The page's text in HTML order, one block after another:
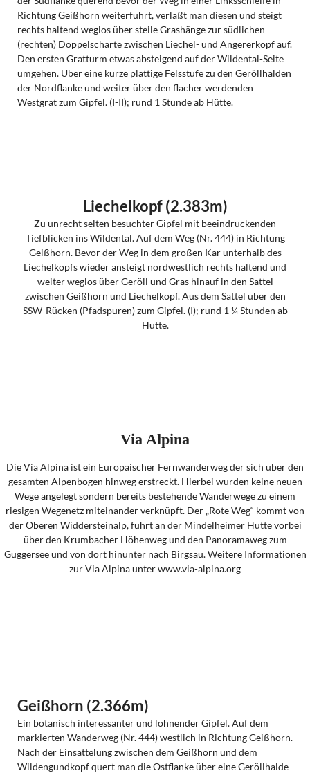
Richtung Geißhorn weiterführt, verläßt man diesen und steigt
rechts haltend weglos über steile Grashänge zur südlichen
(rechten) Doppelscharte zwischen Liechel- und Angererkopf auf.
Den ersten Gratturm etwas absteigend auf der Wildental-Seite
umgehen. Über eine kurze plattige Felsstufe zu den Geröllhalden
der Nordflanke und weiter über den flacher werdenden
Westgrat zum Gipfel. (I-II); rund 1 Stunde ab Hütte.
Liechelkopf (2.383m)
Zu unrecht selten besuchter Gipfel mit beeindruckenden
Tiefblicken ins Wildental. Auf dem Weg (Nr. 444) in Richtung
Geißhorn. Bevor der Weg in dem großen Kar unterhalb des
Liechelkopfs wieder ansteigt nordwestlich rechts haltend und
weiter weglos über Geröll und Gras hinauf in den Sattel
zwischen Geißhorn und Liechelkopf. Aus dem Sattel über den
SSW-Rücken (Pfadspuren) zum Gipfel. (I); rund 1 ¼ Stunden ab
Hütte.
Via Alpina
Die Via Alpina ist ein Europäischer Fernwanderweg der sich über den
gesamten Alpenbogen hinweg erstreckt. Hierbei wurden keine neuen
Wege angelegt sondern bereits bestehende Wanderwege zu einem
riesigen Wegenetz miteinander verknüpft. Der „Rote Weg“ kommt von
der Oberen Widdersteinalp, führt an der Mindelheimer Hütte vorbei
über den Krumbacher Höhenweg und den Panoramaweg zum
Guggersee und von dort hinunter nach Birgsau. Weitere Informationen
zur Via Alpina unter www.via-alpina.org
Geißhorn (2.366m)
Ein botanisch interessanter und lohnender Gipfel. Auf dem
markierten Wanderweg (Nr. 444) westlich in Richtung Geißhorn.
Nach der Einsattelung zwischen dem Geißhorn und dem
Wildengundkopf quert man die Ostflanke über eine Geröllhalde